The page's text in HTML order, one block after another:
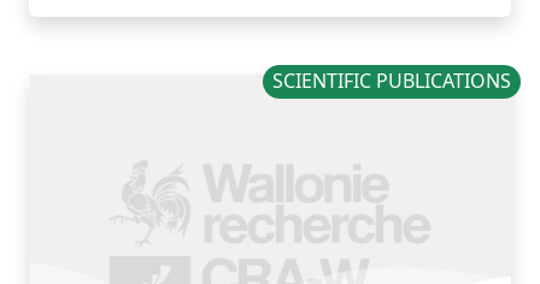
SCIENTIFIC PUBLICATIONS